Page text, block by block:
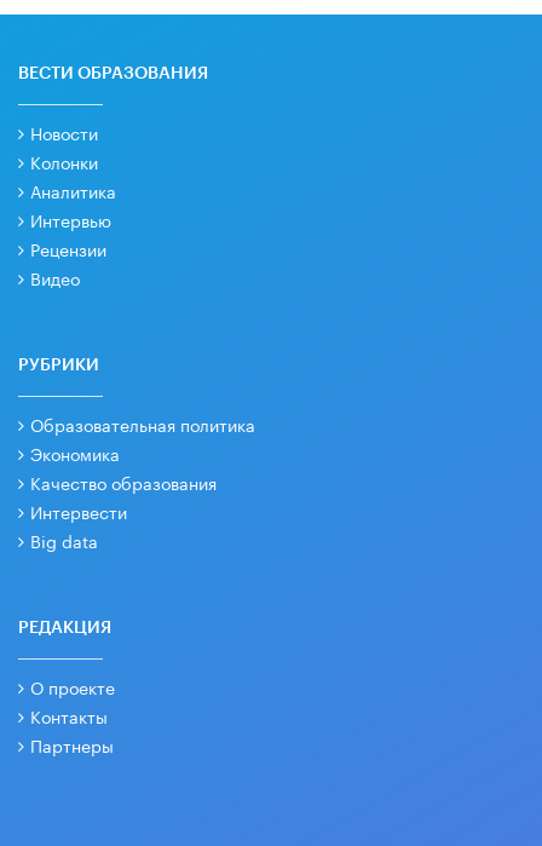
ВЕСТИ ОБРАЗОВАНИЯ
Новости
Колонки
Аналитика
Интервью
Рецензии
Видео
РУБРИКИ
Образовательная политика
Экономика
Качество образования
Интервести
Big data
РЕДАКЦИЯ
О проекте
Контакты
Партнеры